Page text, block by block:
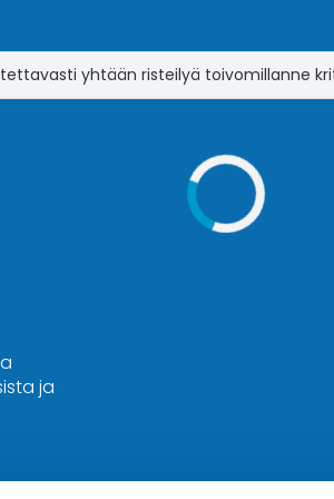
yhtään risteilyä toivomillanne
ja
tietää